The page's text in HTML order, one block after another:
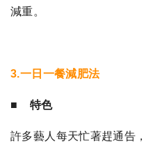
減重。
3.一日一餐減肥法
■ 特色
許多藝人每天忙著趕通告